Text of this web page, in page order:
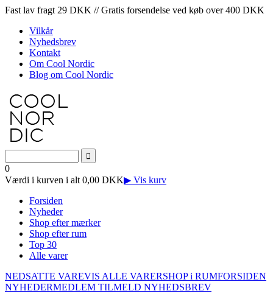
Fast lav fragt 29 DKK // Gratis forsendelse ved køb over 400 DKK
Vilkår
Nyhedsbrev
Kontakt
Om Cool Nordic
Blog om Cool Nordic
0
Værdi i kurven i alt 0,00 DKK▶ Vis kurv
Forsiden
Nyheder
Shop efter mærker
Shop efter rum
Top 30
Alle varer
NEDSATTE VAREVIS ALLE VARERSHOP i RUMFORSIDEN
NYHEDERMEDLEM TILMELD NYHEDSBREV